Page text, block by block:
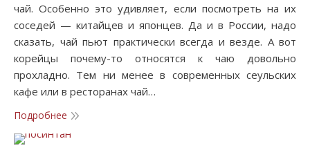
чай. Особенно это удивляет, если посмотреть на их
соседей — китайцев и японцев. Да и в России, надо
сказать, чай пьют практически всегда и везде. А вот
корейцы почему-то относятся к чаю довольно
прохладно. Тем ни менее в современных сеульских
кафе или в ресторанах чай…
Подробнее